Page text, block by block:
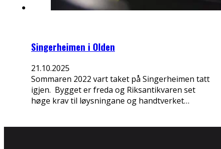
Singerheimen i Olden
21.10.2025
Sommaren 2022 vart taket på Singerheimen tatt
igjen. Bygget er freda og Riksantikvaren set
høge krav til løysningane og handtverket…